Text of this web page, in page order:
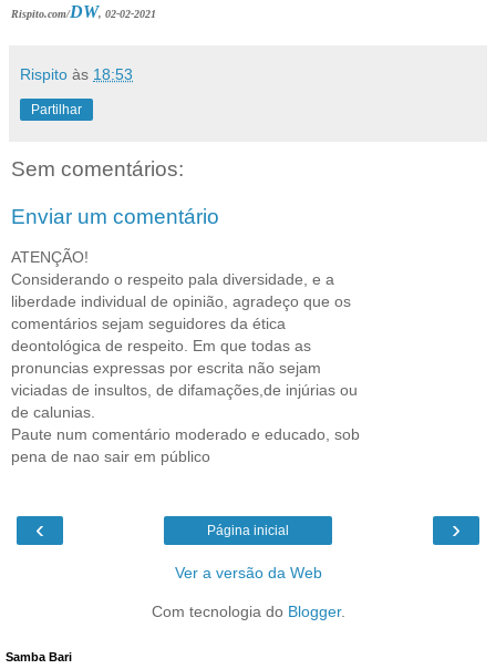
Rispito.com/DW, 02-02-2021
Rispito às 18:53
Partilhar
Sem comentários:
Enviar um comentário
ATENÇÃO!
Considerando o respeito pala diversidade, e a
liberdade individual de opinião, agradeço que os
comentários sejam seguidores da ética
deontológica de respeito. Em que todas as
pronuncias expressas por escrita não sejam
viciadas de insultos, de difamações,de injúrias ou
de calunias.
Paute num comentário moderado e educado, sob
pena de nao sair em público
‹ ›
Página inicial
Ver a versão da Web
Com tecnologia do Blogger.
Samba Bari